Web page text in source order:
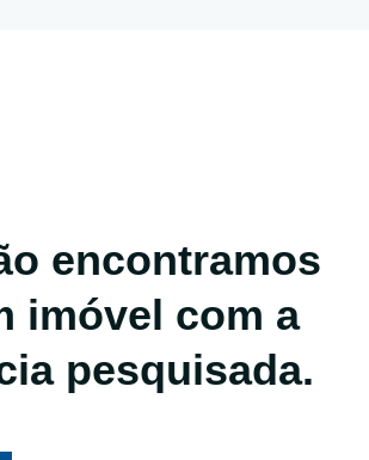
encontramos
imóvel com a
pesquisada.